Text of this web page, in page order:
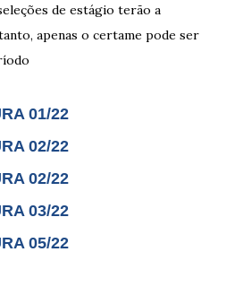
de estágio terão a
apenas o certame pode ser
01/22
02/22
02/22
03/22
05/22